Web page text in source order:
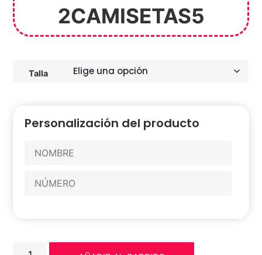
2CAMISETAS5
Talla
Personalización del producto